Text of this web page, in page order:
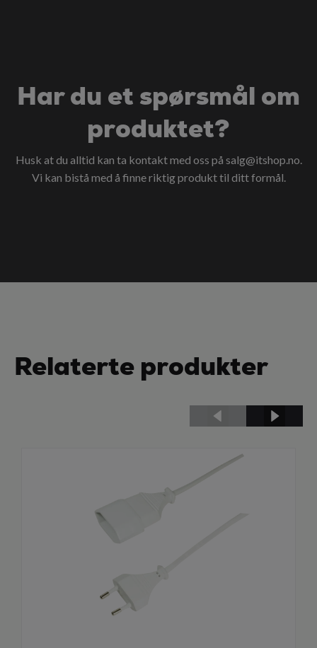
Har du et spørsmål om
produktet?
Husk at du alltid kan ta kontakt med oss på salg@itshop.no.
Vi kan bistå med å finne riktig produkt til ditt formål.
Relaterte produkter